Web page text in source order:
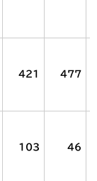
421 477
103 46